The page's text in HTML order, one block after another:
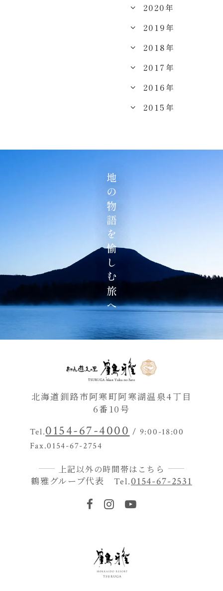
2020年
2019年
2018年
2017年
2016年
2015年
地の物語を愉しむ旅へ
北海道釧路市阿寒町阿寒湖温泉4丁目
6番10号
Tel.0154-67-4000 / 9:00-18:00
Fax.0154-67-2754
上記以外の時間帯はこちら
鶴雅グループ代表 Tel.0154-67-2531